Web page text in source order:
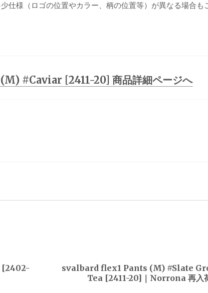
仕様（ロゴの位置やカラー、柄の位置等）が異なる場合も
#Caviar [2411-20] 商品詳細ページへ
[2402-
svalbard flex1 Pants (M) #Slate
Tea [2411-20]｜Norrona 再入荷